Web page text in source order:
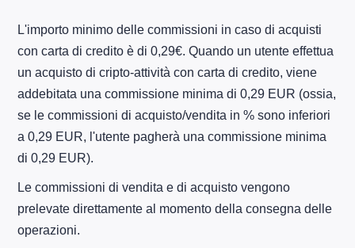
L'importo minimo delle commissioni in caso di acquisti
con carta di credito è di 0,29€. Quando un utente effettua
un acquisto di cripto-attività con carta di credito, viene
addebitata una commissione minima di 0,29 EUR (ossia,
se le commissioni di acquisto/vendita in % sono inferiori
a 0,29 EUR, l'utente pagherà una commissione minima
di 0,29 EUR).
Le commissioni di vendita e di acquisto vengono
prelevate direttamente al momento della consegna delle
operazioni.